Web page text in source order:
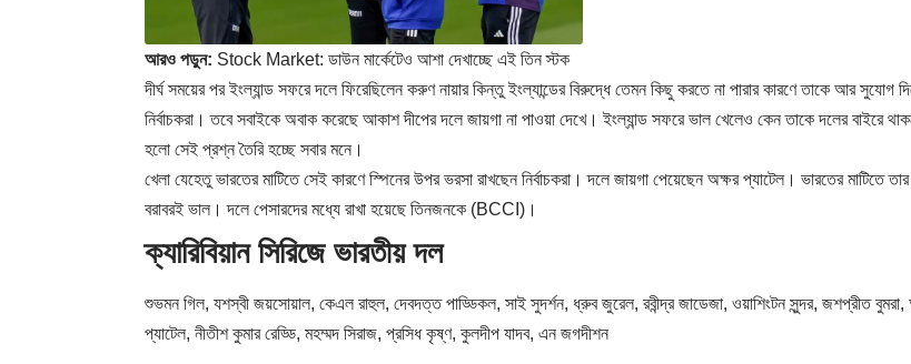
আরও পড়ুন: Stock Market: ডাউন মার্কেটেও আশা দেখাচ্ছে এই তিন স্টক
দীর্ঘ সময়ের পর ইংল্যান্ড সফরে দলে ফিরেছিলেন করুণ নায়ার কিন্তু ইংল্যান্ডের বিরুদ্ধে তেমন কিছু করতে না পারার কারণে তাকে আর সুযোগ
নির্বাচকরা। তবে সবাইকে অবাক করেছে আকাশ দীপের দলে জায়গা না পাওয়া দেখে। ইংল্যান্ড সফরে ভাল খেলেও কেন তাকে দলের বাইরে
হলো সেই প্রশ্ন তৈরি হচ্ছে সবার মনে।
খেলা যেহেতু ভারতের মাটিতে সেই কারণে স্পিনের উপর ভরসা রাখছেন নির্বাচকরা। দলে জায়গা পেয়েছেন অক্ষর প্যাটেল। ভারতের মাটিতে তার
বরাবরই ভাল। দলে পেসারদের মধ্যে রাখা হয়েছে তিনজনকে (BCCI )।
ক্যারিবিয়ান সিরিজে ভারতীয় দল
শুভমন গিল, যশস্বী জয়সোয়াল, কেএল রাহুল, দেবদত্ত পাড্ডিকল, সাই সুদর্শন, ধ্রুব জুরেল, রবীন্দ্র জাডেজা, ওয়াশিংটন সুন্দর, জশপ্রীত বুমরা,
প্যাটেল, নীতীশ কুমার রেড্ডি, মহম্মদ সিরাজ, প্রসিধ কৃষ্ণ, কুলদীপ যাদব, এন জগদীশন